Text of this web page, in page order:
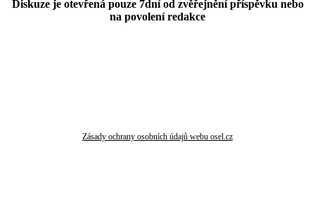
Diskuze je otevřená pouze 7dní od zvěřejnění příspěvku nebo
na povolení redakce
Zásady ochrany osobních údajů webu osel.cz